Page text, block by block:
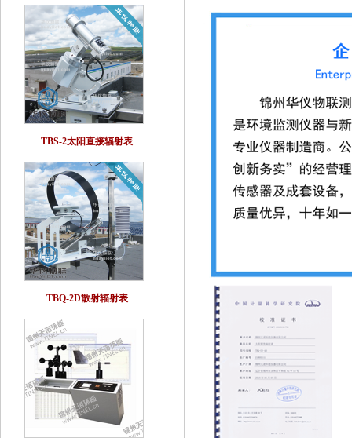
TBS-2太阳直接辐射表
TBQ-2D散射辐射表